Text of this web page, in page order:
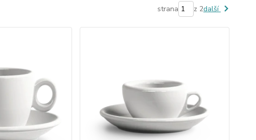
strana z 2další